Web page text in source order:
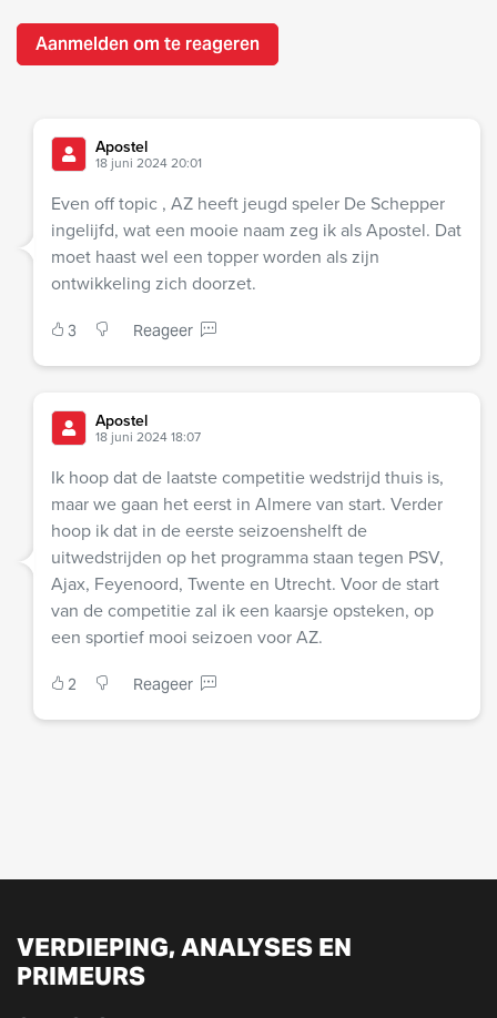
Aanmelden om te reageren
Apostel
18 juni 2024 20:01
Even off topic , AZ heeft jeugd speler De Schepper
ingelijfd, wat een mooie naam zeg ik als Apostel. Dat
moet haast wel een topper worden als zijn
ontwikkeling zich doorzet.
3 Reageer
Apostel
18 juni 2024 18:07
Ik hoop dat de laatste competitie wedstrijd thuis is,
maar we gaan het eerst in Almere van start. Verder
hoop ik dat in de eerste seizoenshelft de
uitwedstrijden op het programma staan tegen PSV,
Ajax, Feyenoord, Twente en Utrecht. Voor de start
van de competitie zal ik een kaarsje opsteken, op
een sportief mooi seizoen voor AZ.
2 Reageer
VERDIEPING, ANALYSES EN
PRIMEURS